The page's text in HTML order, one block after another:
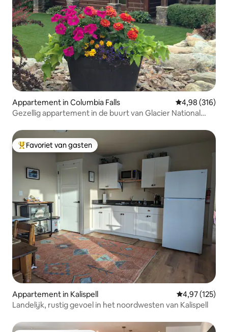
Appartement in Columbia Falls Gemiddelde
4,98 (316)
Gezellig appartement in de buurt van Glacier National
Topfavoriet van gasten
Favoriet van gasten
Appartement in Kalispell Gemiddelde
4,97 (125)
Landelijk, rustig gevoel in het noordwesten van Kalispell